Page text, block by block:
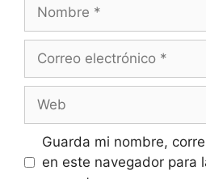
electrónico
Guarda mi nombre,
en este navegador para